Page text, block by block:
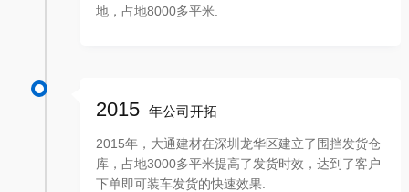
地，占地8000多平米.
2015 年公司开拓
2015年，大通建材在深圳龙华区建立了围挡发货仓
库，占地3000多平米提高了发货时效，达到了客户
下单即可装车发货的快速效果.